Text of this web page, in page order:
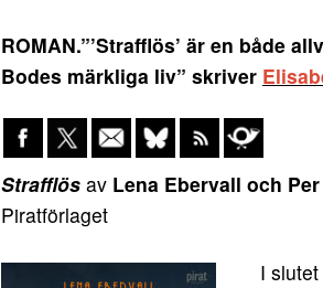
ROMAN.”’Strafflös’ är en både
Bodes märkliga liv” skriver
Strafflös av Lena Ebervall och
Piratförlaget
I